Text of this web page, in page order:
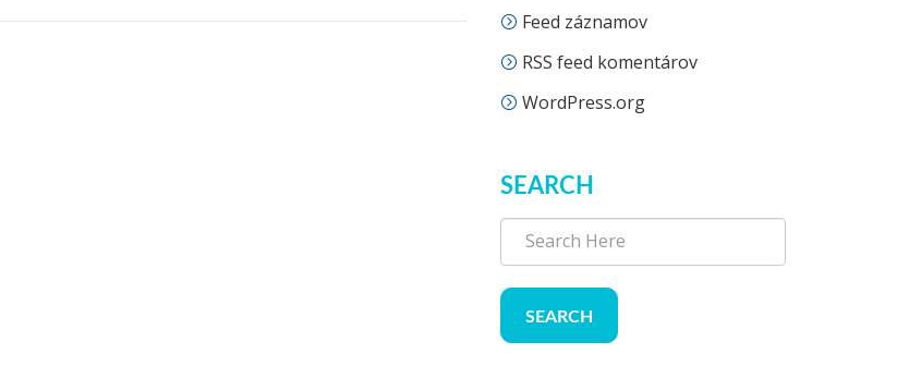
Feed záznamov
RSS feed komentárov
WordPress.org
SEARCH
SEARCH